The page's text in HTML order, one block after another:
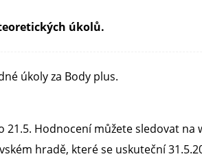
úkolů.
úkoly za Body plus.
Hodnocení můžete sledovat
hradě, které se uskuteční